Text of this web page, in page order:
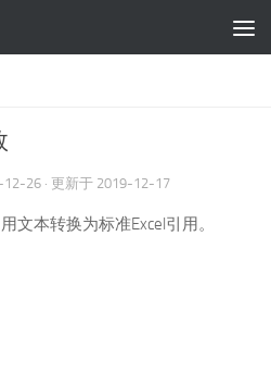
12-26 · 更新于 2019-12-17
文本转换为标准Excel引用。